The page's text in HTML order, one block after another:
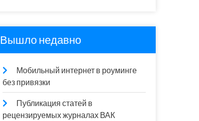
Вышло недавно
Мобильный интернет в роуминге
без привязки
Публикация статей в
рецензируемых журналах ВАК